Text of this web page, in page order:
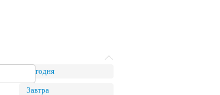
Сегодня
Завтра